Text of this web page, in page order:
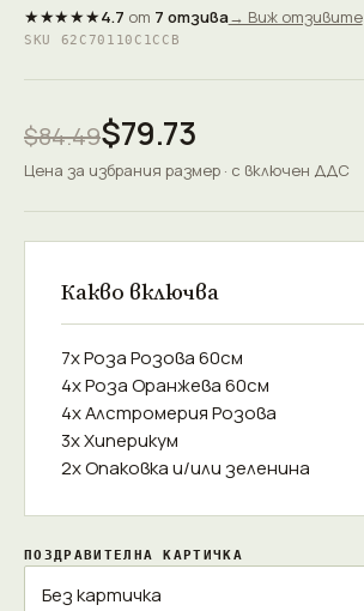
★★★★★4.7 от 7 отзива→ Виж отзивите
SKU 62C70110C1CCB
$84.49$79.73
Цена за избрания размер · с включен ДДС
Какво включва
7x Роза Розова 60см
4x Роза Оранжева 60см
4x Алстромерия Розова
3x Хиперикум
2x Опаковка и/или зеленина
ПОЗДРАВИТЕЛНА КАРТИЧКА